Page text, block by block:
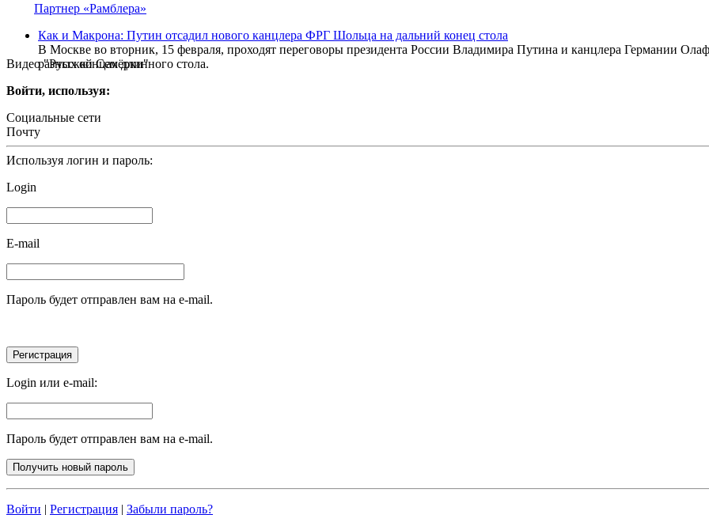
Видео "Русской Семёрки"
Партнер «Рамблера»
Как и Макрона: Путин отсадил нового канцлера ФРГ Шольца на дальний конец стола
В Москве во вторник, 15 февраля, проходят переговоры президента России Владимира Путина и канцлера Германии
разных концах длинного стола.
Войти, используя:
Социальные сети
Почту
Используя логин и пароль:
Login
E-mail
Пароль будет отправлен вам на e-mail.
Login или e-mail:
Пароль будет отправлен вам на e-mail.
Войти | Регистрация | Забыли пароль?